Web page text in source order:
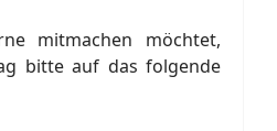
mitmachen möchtet,
bitte auf das folgende